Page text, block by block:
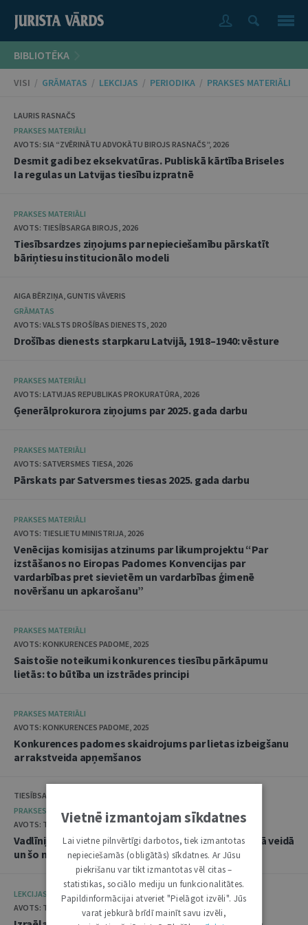
BIBLIOTĒKA
VISI / GRĀMATAS / LEKCIJAS / PERIODIKA / PRAKSES MATERIĀLI
LAURIS RASNAČS
PRAKSES MATERIĀLI
AVOTS: SIA “ZVĒRINĀTU ADVOKĀTU BIROJS RASNAČS”, 2026
Desmit gadi bez eksekvatūras. Publiskā kārtība Briseles
Ia regulas un Latvijas tiesību izpratnē
PRAKSES MATERIĀLI
AVOTS: TIESĪBSARGA BIROJS, 2026
Tiesībsardzes ziņojums par nepieciešamību pārskatīt
bāriņtiesu institucionālo modeli
AIGA BĒRZIŅA, GUNTIS VĀVERIS
GRĀMATAS
AVOTS: VALSTS DROŠĪBAS DIENESTS, 2020
Drošības dienests starpkaru Latvijā, 1918–1940: vēsture
PRAKSES MATERIĀLI
AVOTS: LATVIJAS REPUBLIKAS PROKURATŪRA, 2026
Ģenerālprokurora ziņojums par 2025. gada darbu
PRAKSES MATERIĀLI
AVOTS: SATVERSMES TIESA, 2026
Pārskats par Satversmes tiesas 2025. gada darbu
PRAKSES MATERIĀLI
AVOTS: TIESLIETU MINISTRIJA, 2026
Venēcijas komisijas atzinums par likumprojektu “Par
izstāšanos no Eiropas Padomes Konvencijas par
vardarbības pret sievietēm un vardarbības ģimenē
novēršanu un apkarošanu”
PRAKSES MATERIĀLI
AVOTS: KONKURENCES PADOME, 2025
Saistošie noteikumi konkurences tiesību pārkāpumu
lietās: to būtība un izstrādes principi
PRAKSES MATERIĀLI
AVOTS: KONKURENCES PADOME, 2025
Konkurences padomes skaidrojums par lietas izbeigšanu
ar rakstveida apņemšanos
TIESĪBSARGA BIROJS, DATU VALSTS INSPEKCIJA
PRAKSES MATERIĀLI
AVOTS: TIESĪBSARGA BIROJS, 2025
Vadlīnijas "Amatpersonu datu apstrāde audiovizuālā veidā
un šo materiālu publicēšana"
LEKCIJAS
AVOTS: TIESLIETU AKADĒMIJA, 2025
Vietnē izmantojam sīkdatnes
Lai vietne pilnvērtīgi darbotos, tiek izmantotas
nepieciešamās (obligātās) sīkdatnes. Ar Jūsu
piekrišanu var tikt izmantotas vēl citas –
statistikas, sociālo mediju un funkcionalitātes.
Papildinformācijai atveriet "Pielāgot izvēli". Jūs
varat jebkurā brīdī mainīt savu izvēli,